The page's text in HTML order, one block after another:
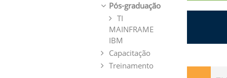
Pós-graduação
TI
MAINFRAME
IBM
Capacitação
Treinamento